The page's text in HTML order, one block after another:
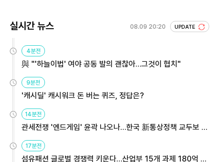
실시간 뉴스 08.09 20:20 UPDATE
4분전
與 "'하늘이법' 여야 공동 발의 괜찮아…그것이 협치"
9분전
'캐시딜' 캐시워크 돈 버는 퀴즈, 정답은?
14분전
관세전쟁 '엔드게임' 윤곽 나오나…한국 新통상정책 교두보 활
용해야
17분전
섬유패션 글로벌 경쟁력 키운다…산업부 15개 과제 180억 지